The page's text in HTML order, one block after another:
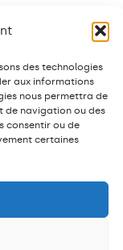
des technologies
aux informations
nous permettra de
de navigation ou des
consentir ou de
certaines
de
très
d’établir
COVID a